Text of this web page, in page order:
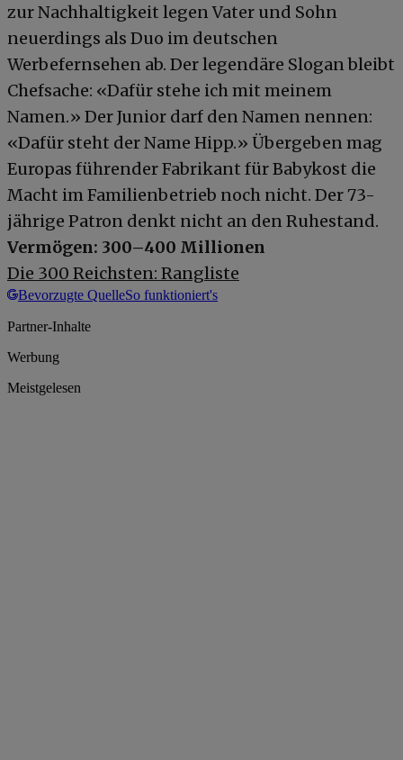
zur Nachhaltigkeit legen Vater und Sohn
neuerdings als Duo im deutschen
Werbefernsehen ab. Der legendäre Slogan bleibt
Chefsache: «Dafür stehe ich mit meinem
Namen.» Der Junior darf den Namen nennen:
«Dafür steht der Name Hipp.» Übergeben mag
Europas führender Fabrikant für Babykost die
Macht im Familienbetrieb noch nicht. Der 73-
jährige Patron denkt nicht an den Ruhestand.
Vermögen: 300–400 Millionen
Die 300 Reichsten: Rangliste
Bevorzugte QuelleSo funktioniert's
Partner-Inhalte
Werbung
Meistgelesen